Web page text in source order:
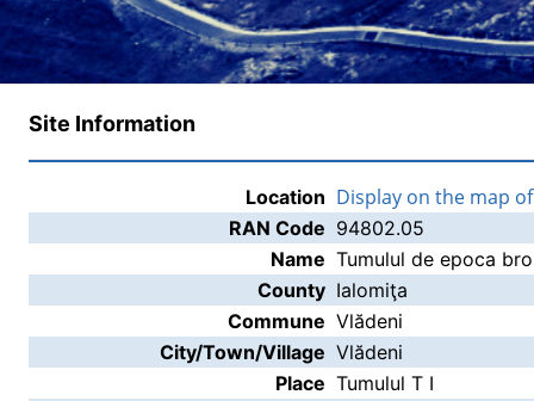
Site Information
Location Display on the map
RAN Code 94802.05
Name Tumulul de epoca
County Ialomiţa
Commune Vlădeni
City/Town/Village Vlădeni
Place Tumulul T I